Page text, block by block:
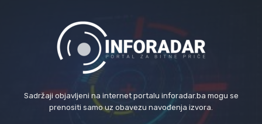
Sadržaji objavljeni na internet portalu inforadar.ba mogu se
prenositi samo uz obavezu navođenja izvora.